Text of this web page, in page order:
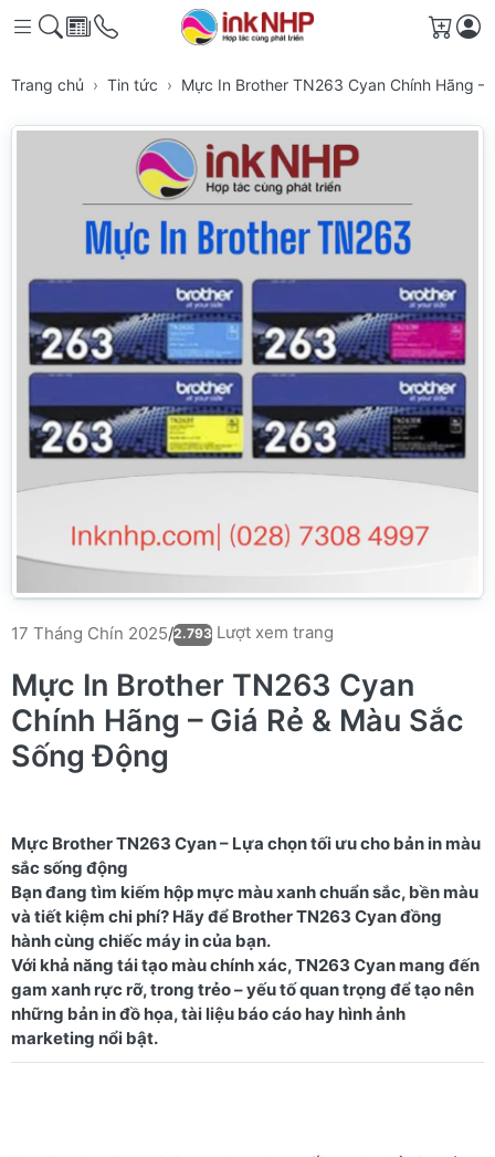
Giỏ
Trang chủ Tin tức Mực In Brother TN263 Cyan Chính Hãng –
17 Tháng Chín 2025/2.793 Lượt xem trang
Mực In Brother TN263 Cyan
Chính Hãng – Giá Rẻ & Màu Sắc
Sống Động
Mực Brother TN263 Cyan – Lựa chọn tối ưu cho bản in màu
sắc sống động
Bạn đang tìm kiếm hộp mực màu xanh chuẩn sắc, bền màu
và tiết kiệm chi phí? Hãy để Brother TN263 Cyan đồng
hành cùng chiếc máy in của bạn.
Với khả năng tái tạo màu chính xác, TN263 Cyan mang đến
gam xanh rực rỡ, trong trẻo – yếu tố quan trọng để tạo nên
những bản in đồ họa, tài liệu báo cáo hay hình ảnh